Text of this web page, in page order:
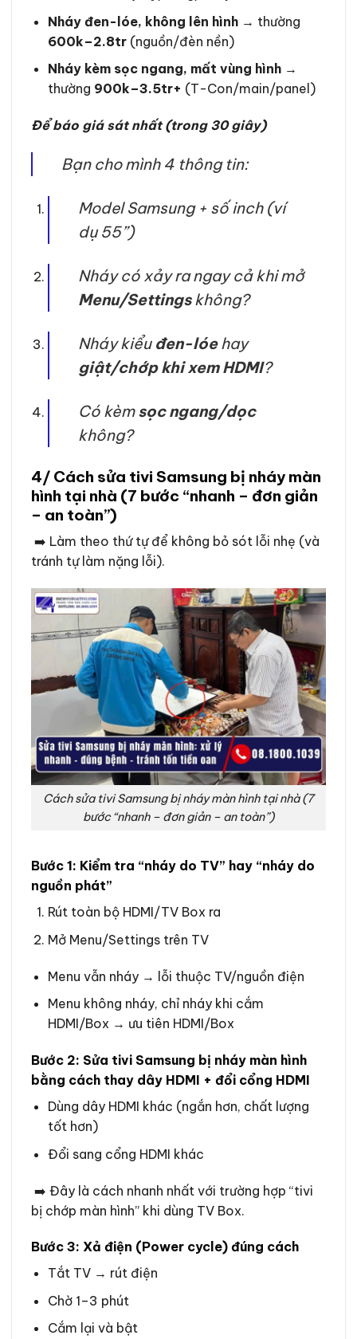
Nháy đen-lóe, không lên hình→ thường
600k–2.8tr(nguồn/đèn nền)
Nháy kèm sọc ngang, mất vùng hình→
thường 900k–3.5tr+ (T-Con/main/panel)
Để báo giá sát nhất (trong 30 giây)
Bạn cho mình 4 thông tin:
Model Samsung + số inch (ví
dụ 55”)
Nháy có xảy ra ngay cả khi mở
Menu/Settingskhông?
Nháy kiểu đen-lóehay
giật/chớp khi xem HDMI?
Có kèmsọc ngang/dọc
không?
4/ Cách sửa tivi Samsung bị nháy màn
hình tại nhà (7 bước “nhanh – đơn giản
– an toàn”)
➡️ Làm theo thứ tự để không bỏ sót lỗi nhẹ (và
tránh tự làm nặng lỗi).
Cách sửa tivi Samsung bị nháy màn hình tại nhà (7
bước “nhanh – đơn giản – an toàn”)
Bước 1: Kiểm tra “nháy do TV” hay “nháy do
nguồn phát”
Rút toàn bộ HDMI/TV Box ra
Mở Menu/Settings trên TV
Menu vẫn nháy → lỗi thuộc TV/nguồn điện
Menu không nháy, chỉ nháy khi cắm
HDMI/Box → ưu tiên HDMI/Box
Bước 2: Sửa tivi Samsung bị nháy màn hình
bằng cách thay dây HDMI + đổi cổng HDMI
Dùng dây HDMI khác (ngắn hơn, chất lượng
tốt hơn)
Đổi sang cổng HDMI khác
➡️ Đây là cách nhanh nhất với trường hợp “tivi
bị chớp màn hình” khi dùng TV Box.
Bước 3: Xả điện (Power cycle) đúng cách
Tắt TV → rút điện
Chờ 1–3 phút
Cắm lại và bật